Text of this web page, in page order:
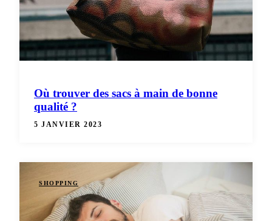
Où trouver des sacs à main de bonne
qualité ?
5 JANVIER 2023
SHOPPING